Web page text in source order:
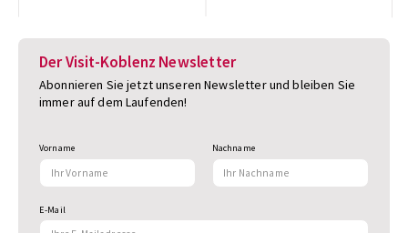
Der Visit-Koblenz Newsletter
Abonnieren Sie jetzt unseren Newsletter und bleiben Sie
immer auf dem Laufenden!
Vorname Nachname
E-Mail